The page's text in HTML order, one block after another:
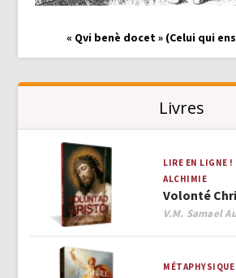
« Qvi benè docet » (Celui qui
Livres
LIRE EN LIGNE !
ALCHIMIE
Volonté
Author
V.M. Samael
MÉTAPHYSIQUE